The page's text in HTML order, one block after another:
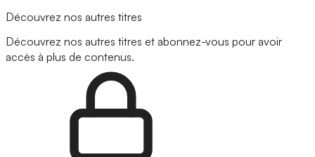
Découvrez nos autres titres
Découvrez nos autres titres et abonnez-vous pour avoir
accès à plus de contenus.